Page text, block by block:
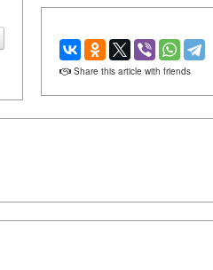
Share this article with friends